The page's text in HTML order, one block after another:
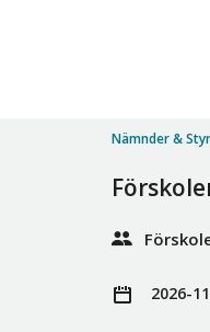
Nämnder &
2026-